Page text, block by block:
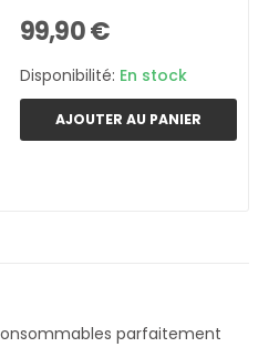
99,90 €
Disponibilité: En stock
AJOUTER AU PANIER
parfaitement